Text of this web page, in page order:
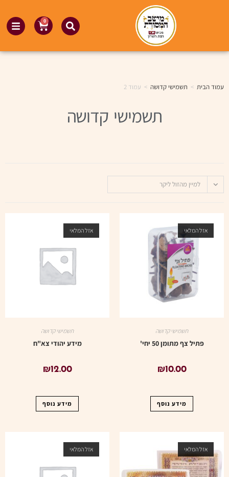
0
עמוד הבית > תשמישי קדושה > עמוד 2
תשמישי קדושה
למיין מהזול ליקר
אזל המלאי
תשמישי קדושה
פתיל צף מתומן 50 יחי'
₪10.00
מידע נוסף
אזל המלאי
תשמישי קדושה
מידע יהודי צא"ח
₪12.00
מידע נוסף
אזל המלאי אזל המלאי